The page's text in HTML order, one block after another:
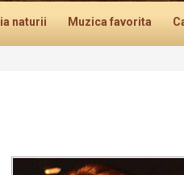
naturii Muzica favorita